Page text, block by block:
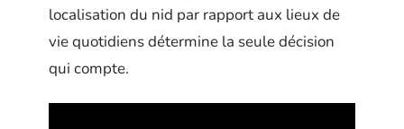
localisation du nid par rapport aux lieux de
vie quotidiens détermine la seule décision
qui compte.